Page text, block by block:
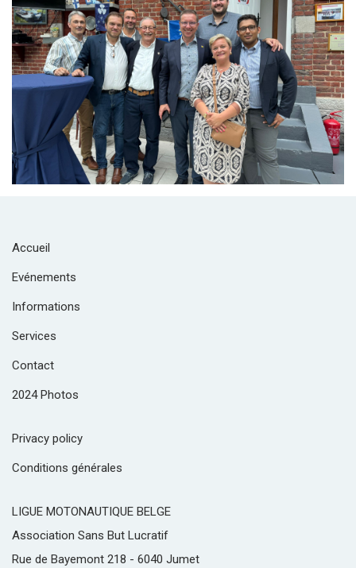
Accueil
Evénements
Informations
Services
Contact
2024 Photos
Privacy policy
Conditions générales
LIGUE MOTONAUTIQUE BELGE
Association Sans But Lucratif
Rue de Bayemont 218 - 6040 Jumet